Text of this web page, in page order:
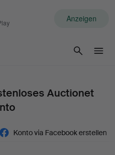
Anzeigen
Auctionet
Konto via Facebook erstellen